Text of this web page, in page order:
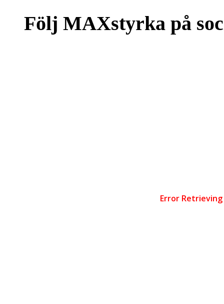
Följ MAXstyrka på